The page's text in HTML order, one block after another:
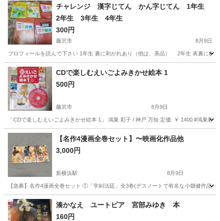
チャレンジ 漢字じてん かん字じてん 1年生
2年生 3年生 4年生
300円
藤沢市 8月9日
プロフィールを読んで下さい 1年生 裏に剥がれあり（他は、美品） 2年生 表裏に折
神奈川 藤沢市 語学、辞書 4年生
CDで楽しむえいごよみきかせ絵本 1
500円
藤沢市 8月9日
「CDで楽しむえいごよみきかせ絵本 1」 鴻巣 彩子 / 神戸 万知 定価: ￥ 1400 #鴻巣
神奈川 藤沢市 絵本 汚れ
【名作4漫画全巻セット】〜映画化作品他
3,000円
新横浜駅 8月9日
【急募】名作4漫画全巻セット ①「学糾法廷」全3巻(デスノートで有名な小畑健作
神奈川 横浜市 新横浜駅 マンガ、コミック、アニメ
湊かなえ ユートピア 宮部みゆき 本
160円